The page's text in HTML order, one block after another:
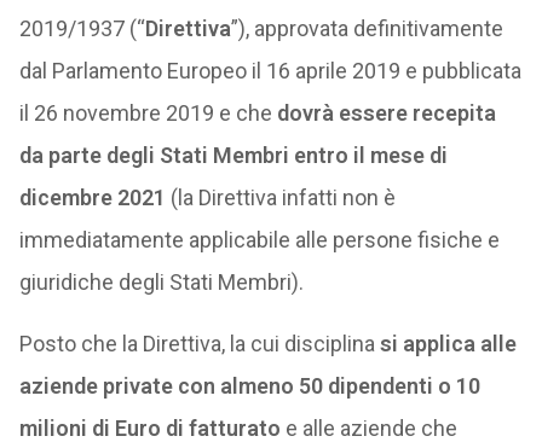
2019/1937 (“Direttiva”), approvata definitivamente
dal Parlamento Europeo il 16 aprile 2019 e pubblicata
il 26 novembre 2019 e che dovrà essere recepita
da parte degli Stati Membri entro il mese di
dicembre 2021 (la Direttiva infatti non è
immediatamente applicabile alle persone fisiche e
giuridiche degli Stati Membri).
Posto che la Direttiva, la cui disciplina si applica alle
aziende private con almeno 50 dipendenti o 10
milioni di Euro di fatturato e alle aziende che